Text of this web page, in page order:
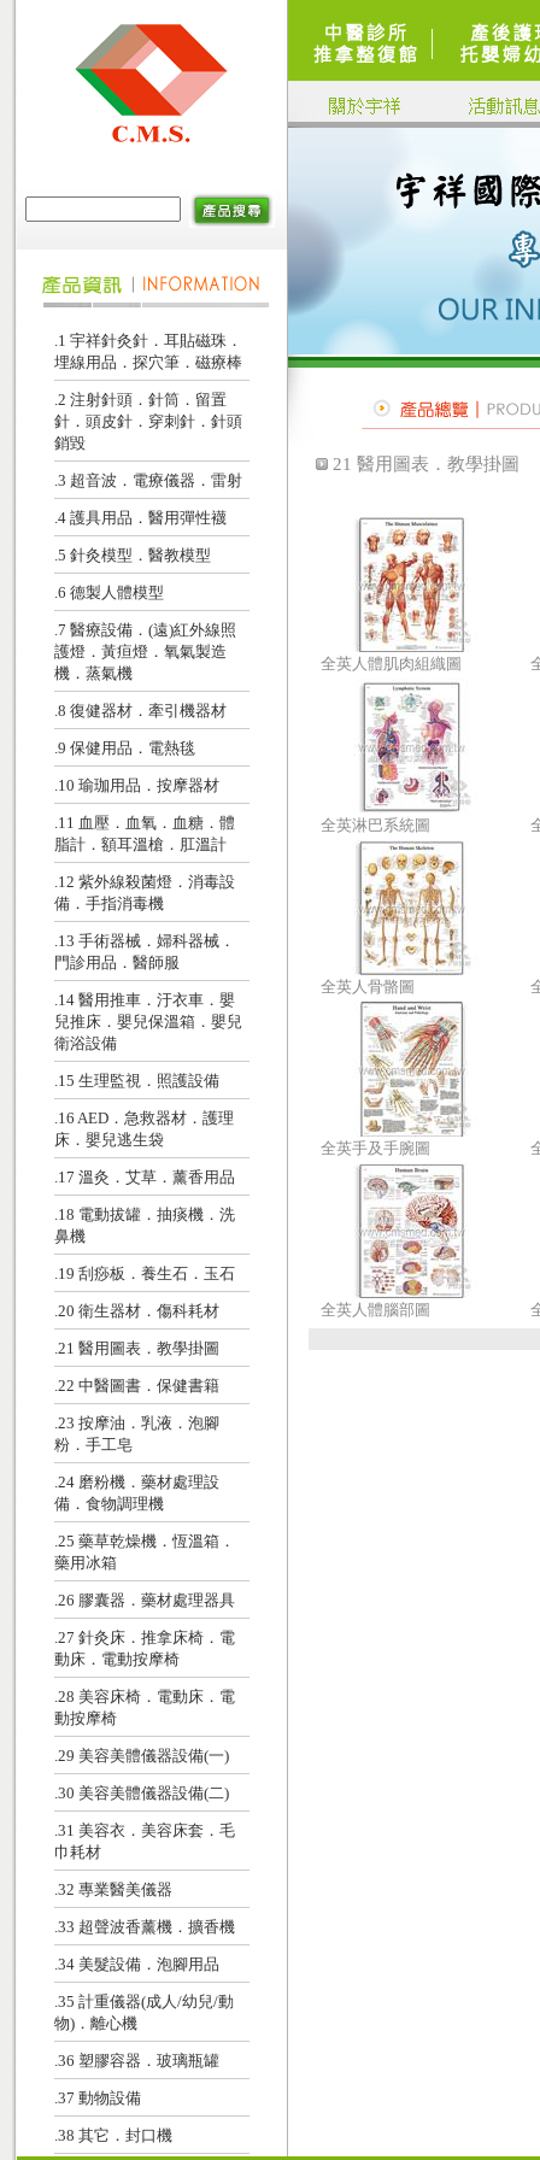
.1 宇祥針灸針．耳貼磁珠．
埋線用品．探穴筆．磁療棒
.2 注射針頭．針筒．留置
針．頭皮針．穿刺針．針頭
銷毀
.3 超音波．電療儀器．雷射
.4 護具用品．醫用彈性襪
.5 針灸模型．醫教模型
.6 德製人體模型
.7 醫療設備．(遠)紅外線照
護燈．黃疸燈．氧氣製造
機．蒸氣機
.8 復健器材．牽引機器材
.9 保健用品．電熱毯
.10 瑜珈用品．按摩器材
.11 血壓．血氧．血糖．體
脂計．額耳溫槍．肛溫計
.12 紫外線殺菌燈．消毒設
備．手指消毒機
.13 手術器械．婦科器械．
門診用品．醫師服
.14 醫用推車．汙衣車．嬰
兒推床．嬰兒保溫箱．嬰兒
衛浴設備
.15 生理監視．照護設備
.16 AED．急救器材．護理
床．嬰兒逃生袋
.17 溫灸．艾草．薰香用品
.18 電動拔罐．抽痰機．洗
鼻機
.19 刮痧板．養生石．玉石
.20 衛生器材．傷科耗材
.21 醫用圖表．教學掛圖
.22 中醫圖書．保健書籍
.23 按摩油．乳液．泡腳
粉．手工皂
.24 磨粉機．藥材處理設
備．食物調理機
.25 藥草乾燥機．恆溫箱．
藥用冰箱
.26 膠囊器．藥材處理器具
.27 針灸床．推拿床椅．電
動床．電動按摩椅
.28 美容床椅．電動床．電
動按摩椅
.29 美容美體儀器設備(一)
.30 美容美體儀器設備(二)
.31 美容衣．美容床套．毛
巾耗材
.32 專業醫美儀器
.33 超聲波香薰機．擴香機
.34 美髮設備．泡腳用品
.35 計重儀器(成人/幼兒/動
物)．離心機
.36 塑膠容器．玻璃瓶罐
.37 動物設備
.38 其它．封口機
21 醫用圖表．教學掛圖
全英人體肌肉組織圖
全英淋巴系統圖
全英人骨骼圖
全英手及手腕圖
全英人體腦部圖